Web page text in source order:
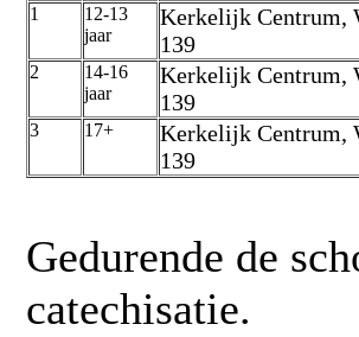
1
12-13
jaar
Kerkelijk Centrum,
139
2
14-16
jaar
Kerkelijk Centrum,
139
3 17+
Kerkelijk Centrum,
139
Gedurende de
catechisatie.